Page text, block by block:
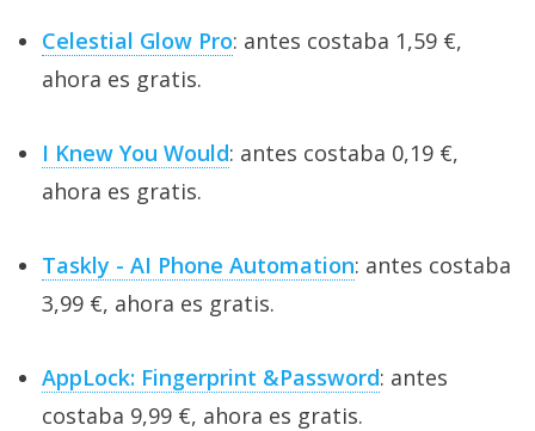
Celestial Glow Pro: antes costaba 1,59 €,
ahora es gratis.
I Knew You Would: antes costaba 0,19 €,
ahora es gratis.
Taskly - AI Phone Automation: antes costaba
3,99 €, ahora es gratis.
AppLock: Fingerprint &Password: antes
costaba 9,99 €, ahora es gratis.